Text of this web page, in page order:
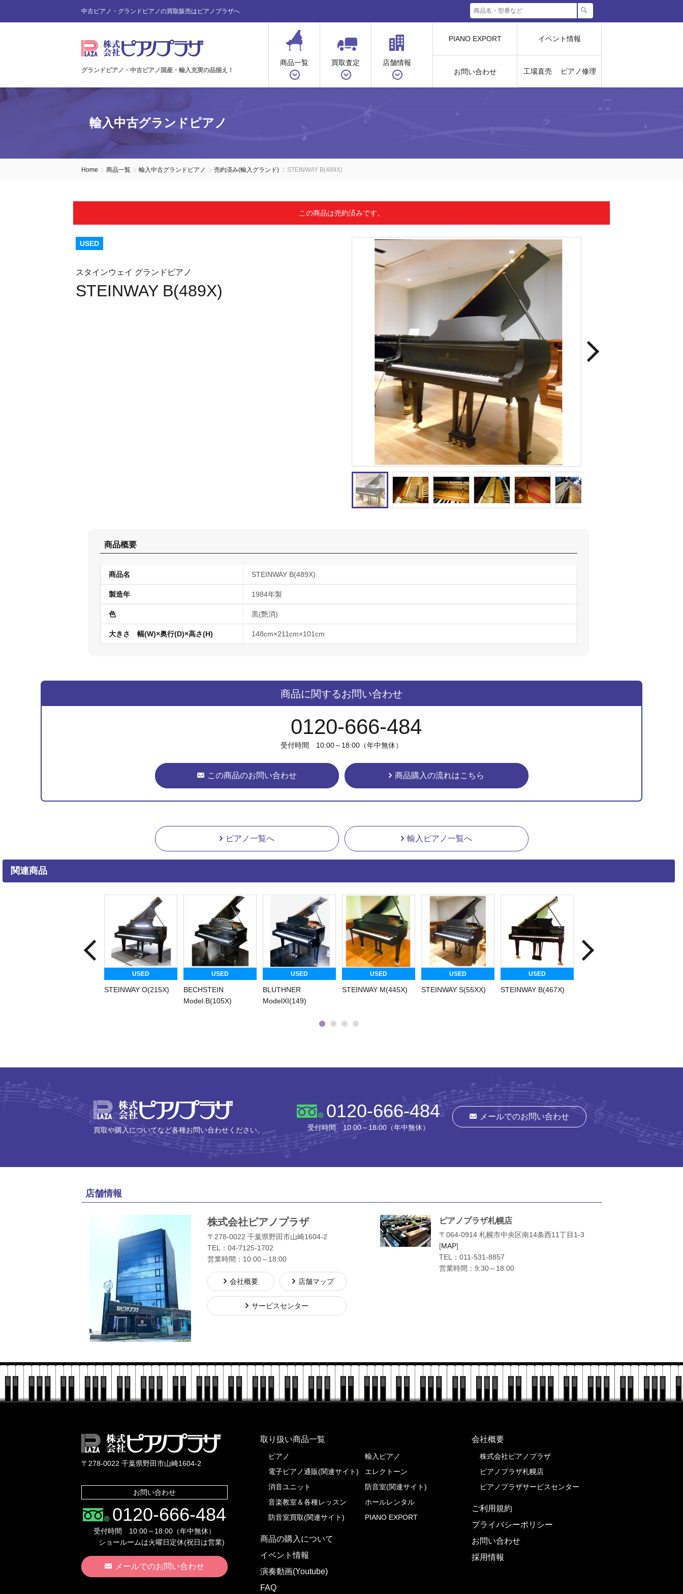
中古ピアノ・グランドピアノの買取販売はピアノプラザへ
グランドピアノ・中古ピアノ国産・輸入充実の品揃え！
商品一覧 買取査定 店舗情報
PIANO EXPORT
お問い合わせ
イベント情報
工場直売 ピアノ修理
輸入中古グランドピアノ
Home 商品一覧 輸入中古グランドピアノ 売約済み(輸入グランド) STEINWAY B(489X)
この商品は売約済みです。
USED
スタインウェイ グランドピアノ
STEINWAY B(489X)
商品概要
商品名 STEINWAY B(489X)
製造年 1984年製
色 黒(艶消)
大きさ 幅(W)×奥行(D)×高さ(H) 148cm×211cm×101cm
商品に関するお問い合わせ
0120-666-484
受付時間 10:00～18:00（年中無休）
この商品のお問い合わせ 商品購入の流れはこちら
ピアノ一覧へ 輸入ピアノ一覧へ
関連商品
USED
STEINWAY O(215X)
USED
BECHSTEIN
Model.B(105X)
USED
BLUTHNER
ModelXI(149)
USED
STEINWAY M(445X)
USED
STEINWAY S(55XX)
USED
STEINWAY B(467X)
株式会社ピアノプラザ
買取や購入についてなど各種お問い合わせください。
0120-666-484
受付時間 10:00～18:00（年中無休）
メールでのお問い合わせ
店舗情報
株式会社ピアノプラザ
〒278-0022 千葉県野田市山崎1604-2
TEL： 04-7125-1702
営業時間：10:00～18:00
会社概要 店舗マップ
サービスセンター
ピアノプラザ札幌店
〒064-0914 札幌市中央区南14条西11丁目1-3
[MAP]
TEL： 011-531-8857
営業時間：9:30～18:00
株式会社ピアノプラザ
〒278-0022 千葉県野田市山崎1604-2
お問い合わせ
0120-666-484
受付時間 10:00～18:00（年中無休）
ショールームは火曜日定休(祝日は営業)
メールでのお問い合わせ
取り扱い商品一覧
ピアノ
輸入ピアノ
電子ピアノ通販(関連サイト)
エレクトーン
消音ユニット
防音室(関連サイト)
音楽教室＆各種レッスン
ホールレンタル
防音室買取(関連サイト)
PIANO EXPORT
商品の購入について
イベント情報
演奏動画(Youtube)
FAQ
会社概要
株式会社ピアノプラザ
ピアノプラザ札幌店
ピアノプラザサービスセンター
ご利用規約
プライバシーポリシー
お問い合わせ
採用情報